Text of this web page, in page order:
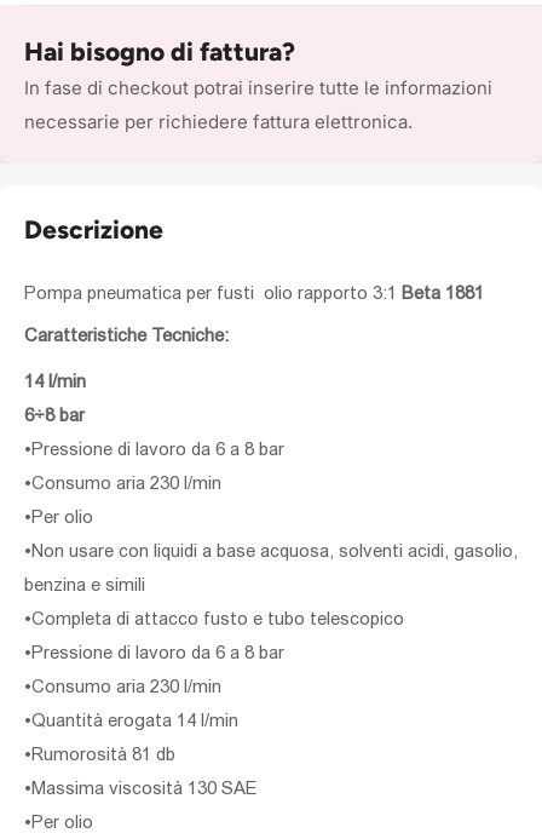
Hai bisogno di fattura?
In fase di checkout potrai inserire tutte le informazioni
necessarie per richiedere fattura elettronica.
Descrizione
Pompa pneumatica per fusti olio rapporto 3:1 Beta 1881
Caratteristiche Tecniche:
14 l/min
6÷8 bar
•Pressione di lavoro da 6 a 8 bar
•Consumo aria 230 l/min
•Per olio
•Non usare con liquidi a base acquosa, solventi acidi, gasolio,
benzina e simili
•Completa di attacco fusto e tubo telescopico
•Pressione di lavoro da 6 a 8 bar
•Consumo aria 230 l/min
•Quantità erogata 14 l/min
•Rumorosità 81 db
•Massima viscosità 130 SAE
•Per olio